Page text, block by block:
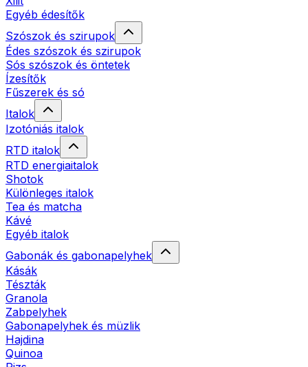
Egyéb édesítők
Szószok és szirupok
Édes szószok és szirupok
Sós szószok és öntetek
Ízesítők
Fűszerek és só
Italok
Izotóniás italok
RTD italok
RTD energiaitalok
Shotok
Különleges italok
Tea és matcha
Kávé
Egyéb italok
Gabonák és gabonapelyhek
Kásák
Tészták
Granola
Zabpelyhek
Gabonapelyhek és müzlik
Hajdina
Quinoa